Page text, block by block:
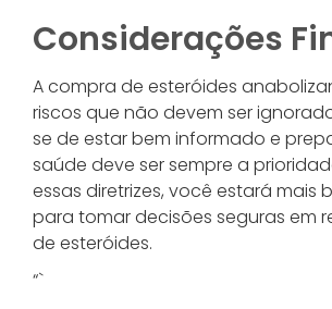
Considerações
A compra de esteróides
riscos que não devem ser
se de estar bem informado e
saúde deve ser sempre a
essas diretrizes, você estará mais
para tomar decisões seguras em
de esteróides.
“`